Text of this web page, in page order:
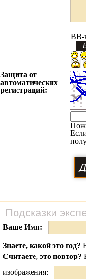
BB-
Защита от
автоматических
регистраций:
Подсказки
Ваше Имя:
Знаете, какой это год?
Считаете, это повтор?
изображения: